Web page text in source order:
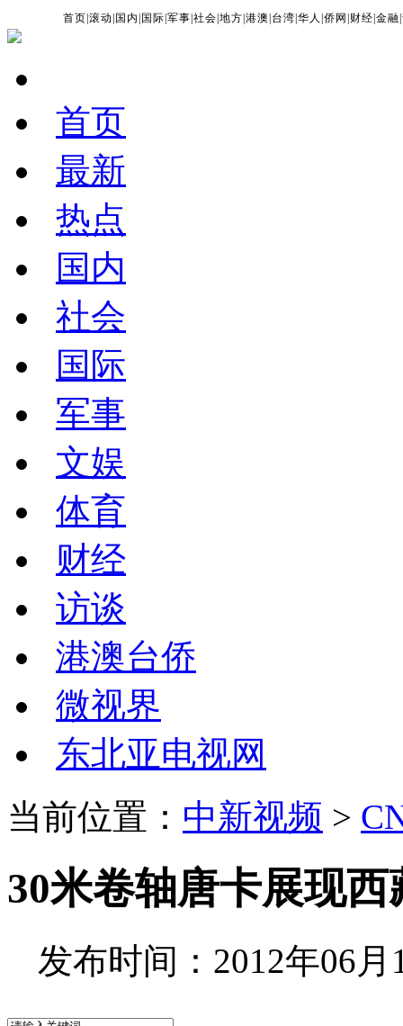
首页 |滚动 国内 国际 |军事 |社会 |地方 |港澳 台湾 |华人 |侨网 财经 |金融 |
首页
最新
热点
国内
社会
国际
军事
文娱
体育
财经
访谈
港澳台侨
微视界
东北亚电视网
当前位置： 中新视频 >
30米卷轴唐卡展现西
发布时间：2012年06月